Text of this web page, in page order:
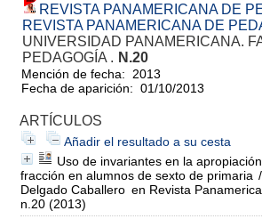
REVISTA PANAMERICANA DE
REVISTA PANAMERICANA DE
UNIVERSIDAD PANAMERICANA.
PEDAGOGÍA . N.20
Mención de fecha: 2013
Fecha de aparición: 01/10/2013
ARTÍCULOS
Añadir el resultado a su cesta
Uso de invariantes en la
fracción en alumnos de sexto de primaria
Delgado Caballero en Revista
n.20 (2013)